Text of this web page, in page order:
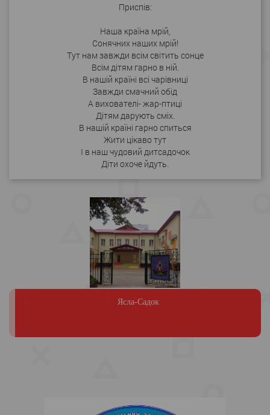
Приспів:
Наша країна мрій,
Сонячних наших мрій!
Тут нам завжди всім світить сонце
Всім дітям гарно в ній.
В нашій країні всі чарівниці
Завжди смачний обід
А вихователі- жар-птиці
Дітям дарують сміх.
В нашій країні гарно спиться
Жити цікаво тут
І в наш чудовий дитсадочок
Діти охоче йдуть.
Ясла-Садок